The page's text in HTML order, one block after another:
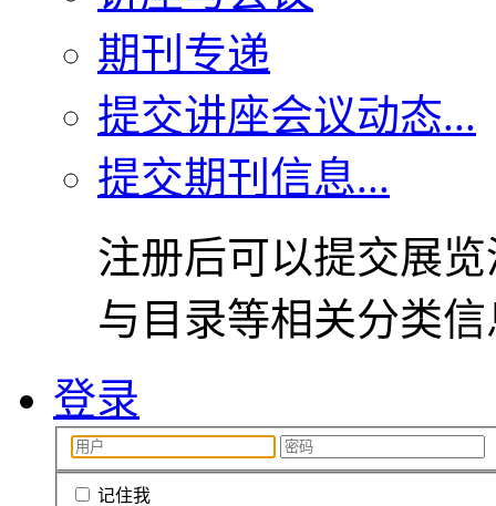
期刊专递
提交讲座会议动态...
提交期刊信息...
注册后可以提交展
与目录等相关分类
登录
记住我